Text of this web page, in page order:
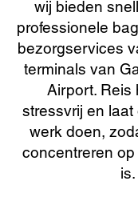
wij bieden
professionele
bezorgservices
terminals van
Airport. Reis
stressvrij en
werk doen,
concentreren
is.